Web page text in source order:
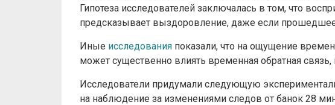
Гипотеза исследователей заключалась в том, что
предсказывает выздоровление, даже если
Иные исследования показали, что на ощущение
может существенно влиять временная обратная связь,
Исследователи придумали следующую
на наблюдение за изменениями следов от банок 28